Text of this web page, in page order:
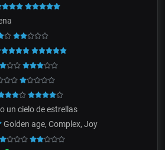
un cielo de estrellas
Golden age, Complex, Joy